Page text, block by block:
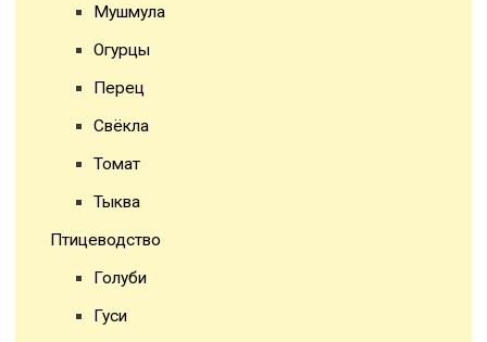
Мушмула
Огурцы
Перец
Свёкла
Томат
Тыква
Птицеводство
Голуби
Гуси